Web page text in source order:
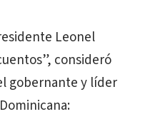
Leonel
consideró
gobernante y líder